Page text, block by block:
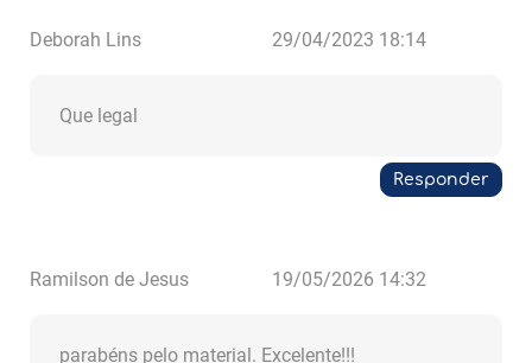
Deborah Lins 29/04/2023 18:14
Que legal
Responder
Ramilson de Jesus 19/05/2026 14:32
parabéns pelo material. Excelente!!!